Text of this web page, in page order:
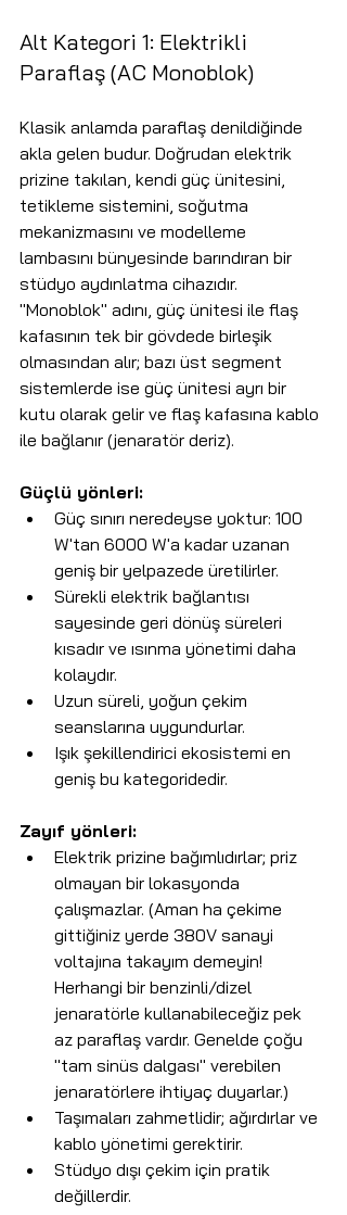
Alt Kategori 1: Elektrikli
Paraflaş (AC Monoblok)
Klasik anlamda paraflaş denildiğinde
akla gelen budur. Doğrudan elektrik
prizine takılan, kendi güç ünitesini,
tetikleme sistemini, soğutma
mekanizmasını ve modelleme
lambasını bünyesinde barındıran bir
stüdyo aydınlatma cihazıdır.
"Monoblok" adını, güç ünitesi ile flaş
kafasının tek bir gövdede birleşik
olmasından alır; bazı üst segment
sistemlerde ise güç ünitesi ayrı bir
kutu olarak gelir ve flaş kafasına kablo
ile bağlanır (jenaratör deriz).
Güçlü yönleri:
Güç sınırı neredeyse yoktur: 100
W'tan 6000 W'a kadar uzanan
geniş bir yelpazede üretilirler.
Sürekli elektrik bağlantısı
sayesinde geri dönüş süreleri
kısadır ve ısınma yönetimi daha
kolaydır.
Uzun süreli, yoğun çekim
seanslarına uygundurlar.
Işık şekillendirici ekosistemi en
geniş bu kategoridedir.
Zayıf yönleri:
Elektrik prizine bağımlıdırlar; priz
olmayan bir lokasyonda
çalışmazlar. (Aman ha çekime
gittiğiniz yerde 380V sanayi
voltajına takayım demeyin!
Herhangi bir benzinli/dizel
jenaratörle kullanabileceğiz pek
az paraflaş vardır. Genelde çoğu
"tam sinüs dalgası" verebilen
jenaratörlere ihtiyaç duyarlar.)
Taşımaları zahmetlidir; ağırdırlar ve
kablo yönetimi gerektirir.
Stüdyo dışı çekim için pratik
değillerdir.